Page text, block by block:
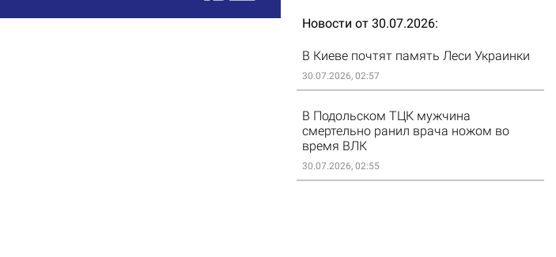
Новости от 30.07.2026
В Киеве почтят память Леси Украинки
30.07.2026, 02:57
В Подольском ТЦК мужчина
смертельно ранил врача ножом во
время ВЛК
30.07.2026, 02:55